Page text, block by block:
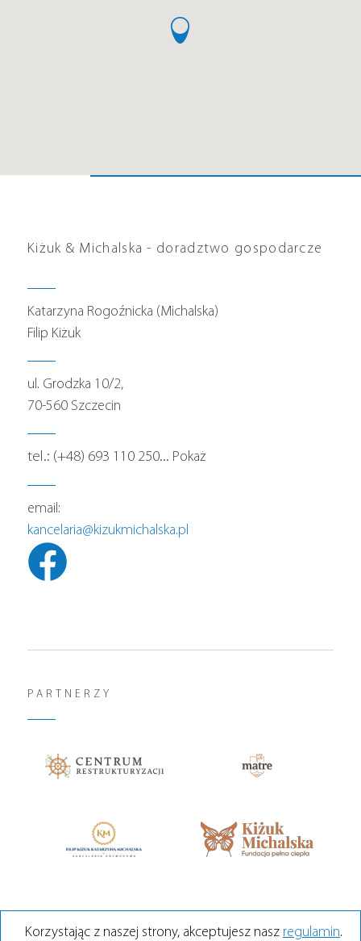
Kiżuk & Michalska - doradztwo gospodarcze
Katarzyna Rogoźnicka (Michalska)
Filip Kiżuk
ul. Grodzka 10/2,
70-560 Szczecin
tel.: (+48) 693 110 250... Pokaż
email:
kancelaria@kizukmichalska.pl
PARTNERZY
POWRÓT NA GÓRĘ
Korzystając z naszej strony, akceptujesz nasz regulamin.